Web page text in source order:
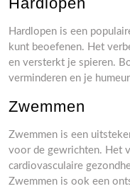
Hardlopen is een
kunt beoefenen. Het
en versterkt je spieren.
verminderen en je
Zwemmen
Zwemmen is een
voor de gewrichten. Het
cardiovasculaire
Zwemmen is ook een